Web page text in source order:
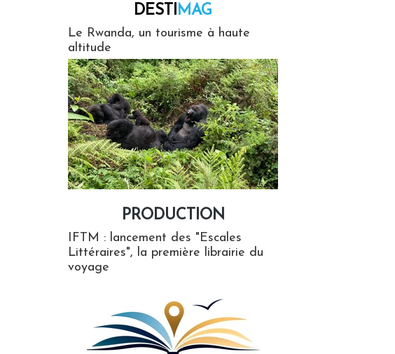
DESTIMAG
Le Rwanda, un tourisme à haute
altitude
PRODUCTION
IFTM : lancement des "Escales
Littéraires", la première librairie du
voyage